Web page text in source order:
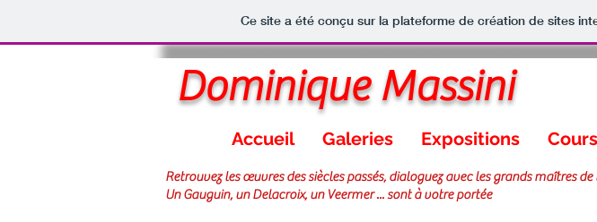
Ce site a été conçu sur la plateforme de création de sites
Dominique Massini
Accueil Galeries Expositions
Retrouvez les œuvres des siècles passés, dialoguez avec les grands maîtres
Un Gauguin, un Delacroix, un Veermer ... sont à votre portée